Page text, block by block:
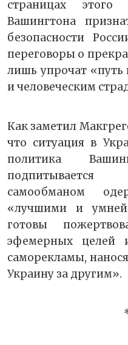
страницах
Вашингтона
безопасности
переговоры о
лишь упрочат
и человеческим
Как заметил
что ситуация в
политика
самообманом
«лучшими и
готовы
эфемерных целей
саморекламы,
Украину за другим».